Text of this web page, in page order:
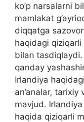
ko’p narsalarni
mamlakat
diqqatga
haqidagi
bilan
qanday
Irlandiya
an’analar,
mavjud. Irlandiya
haqida qiziqarli